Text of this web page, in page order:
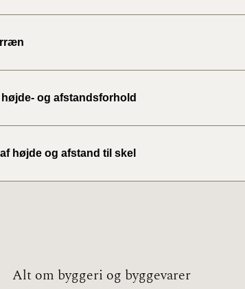
og afstandsforhold
højde og afstand til skel
Alt om byggeri og byggevarer